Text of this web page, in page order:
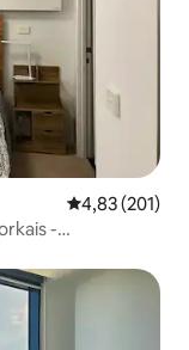
Évaluation
4,83 (201)
-